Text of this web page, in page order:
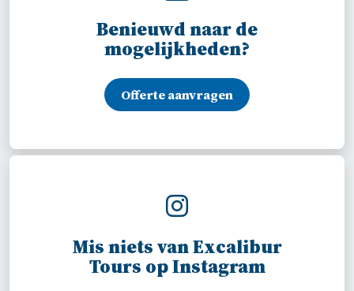
Benieuwd naar de
mogelijkheden?
Offerte aanvragen
Mis niets van Excalibur
Tours op Instagram